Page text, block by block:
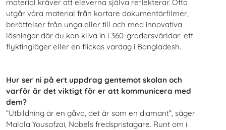
material kräver att eleverna själva reflekterar. Ofta
utgår våra material från kortare dokumentärfilmer,
berättelser från unga eller till och med innovativa
lösningar där du kan kliva in i 360-gradersvärldar: ett
flyktingläger eller en flickas vardag i Bangladesh.
Hur ser ni på ert uppdrag gentemot skolan och
varför är det viktigt för er att kommunicera med
dem?
”Utbildning är en gåva, det är som en diamant”, säger
Malala Yousafzai, Nobels fredspristagare. Runt om i